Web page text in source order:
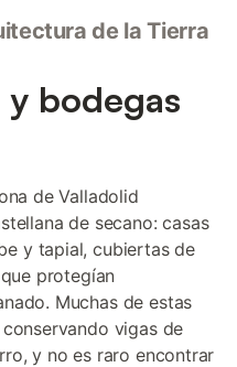
de la Tierra
bodegas
de Valladolid
de secano: casas
y tapial, cubiertas de
protegían
Muchas de estas
vigas de
y no es raro encontrar